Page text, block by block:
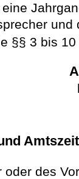
§§ 3 bis
oder des